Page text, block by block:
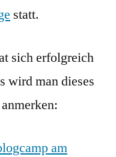
statt.
sich erfolgreich
wird man dieses
am